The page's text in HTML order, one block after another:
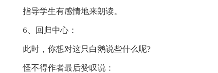
指导学生有感情地来朗读。
6、回归中心：
此时，你想对这只白鹅说些什么呢?
怪不得作者最后赞叹说：